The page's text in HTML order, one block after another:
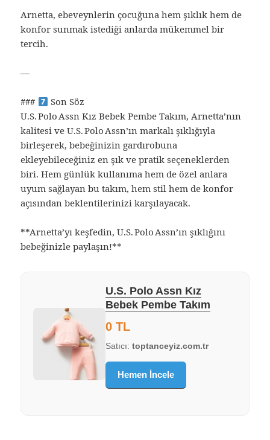
Arnetta, ebeveynlerin çocuğuna hem şıklık hem de
konfor sunmak istediği anlarda mükemmel bir
tercih.
—
###
Son Söz
U.S. Polo Assn Kız Bebek Pembe Takım, Arnetta’nın
kalitesi ve U.S. Polo Assn’ın markalı şıklığıyla
birleşerek, bebeğinizin gardırobuna
ekleyebileceğiniz en şık ve pratik seçeneklerden
biri. Hem günlük kullanıma hem de özel anlara
uyum sağlayan bu takım, hem stil hem de konfor
açısından beklentilerinizi karşılayacak.
**Arnetta’yı keşfedin, U.S. Polo Assn’ın şıklığını
bebeğinizle paylaşın!**
U.S. Polo Assn Kız
Bebek Pembe Takım
0 TL
Satıcı:toptanceyiz.com.tr
Hemen İncele